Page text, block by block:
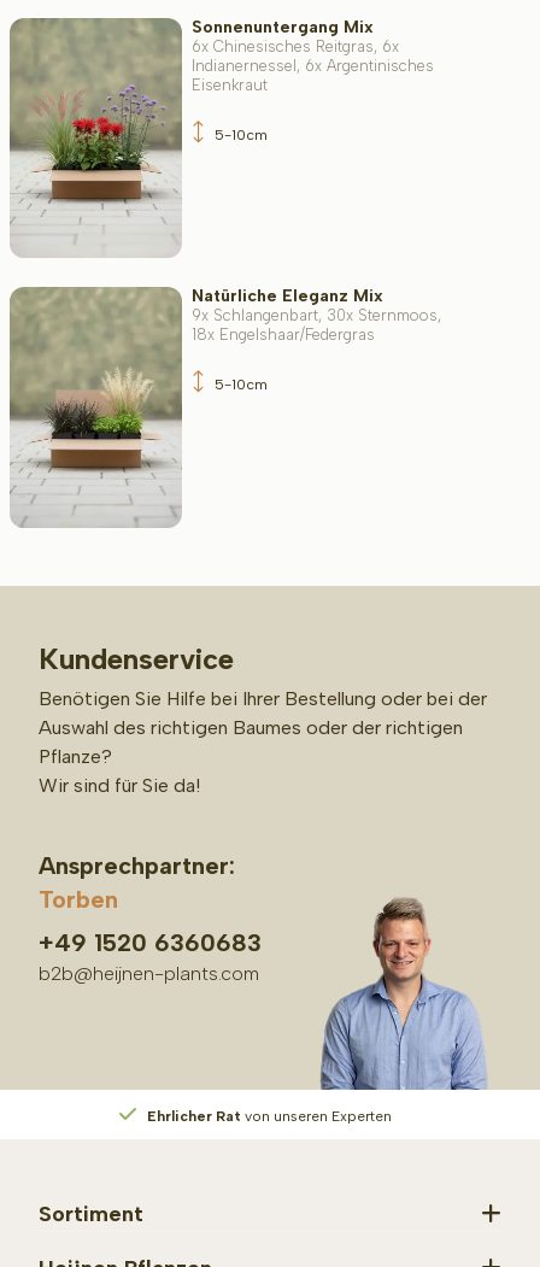
Sonnenuntergang Mix
6x Chinesisches Reitgras, 6x
Indianernessel, 6x Argentinisches
Eisenkraut
5-10cm
Natürliche Eleganz Mix
9x Schlangenbart, 30x Sternmoos,
18x Engelshaar/Federgras
5-10cm
Kundenservice
Benötigen Sie Hilfe bei Ihrer Bestellung oder bei der
Auswahl des richtigen Baumes oder der richtigen
Pflanze?
Wir sind für Sie da!
Ansprechpartner:
Torben
+49 1520 6360683
b2b@heijnen-plants.com
Ehrlicher Rat von unseren Experten
Sortiment